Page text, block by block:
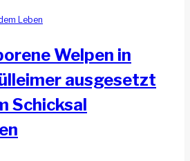
Leben
Welpen in
ausgesetzt
Schicksal